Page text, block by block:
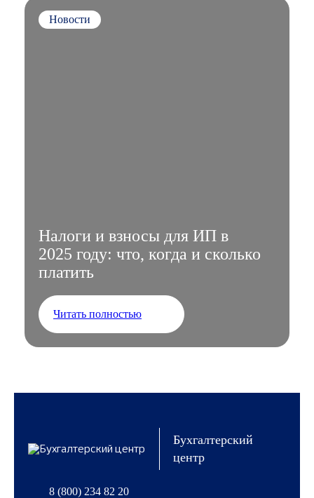
Новости
Налоги и взносы для ИП в
2025 году: что, когда и сколько
платить
Читать полностью
Бухгалтерский
центр
8 (800) 234 82 20